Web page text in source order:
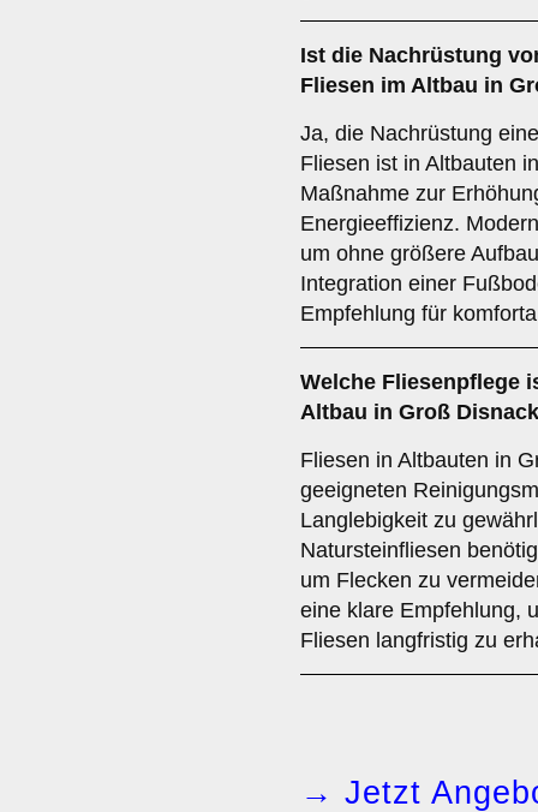
Ist die Nachrüstung
Fliesen im Altbau in
Ja, die Nachrüstung
Fliesen ist in Altbauten
Maßnahme zur
Energieeffizienz.
um ohne größere
Integration einer
Empfehlung für
Welche Fliesenpflege
Altbau in Groß
Fliesen in Altbauten in
geeigneten
Langlebigkeit zu
Natursteinfliesen
um Flecken zu
eine klare Empfehlung,
Fliesen langfristig zu
→ Jetzt